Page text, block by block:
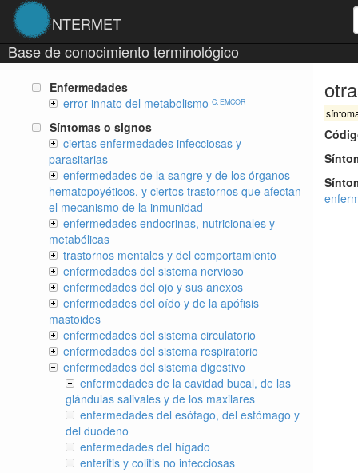
NTERMET
Base de conocimiento terminológico
Enfermedades
error innato del metabolismo C. EMCOR
Síntomas o signos
ciertas enfermedades infecciosas y
parasitarias
enfermedades de la sangre y de los órganos
hematopoyéticos, y ciertos trastornos que afectan
el mecanismo de la inmunidad
enfermedades endocrinas, nutricionales y
metabólicas
trastornos mentales y del comportamiento
enfermedades del sistema nervioso
enfermedades del ojo y sus anexos
enfermedades del oído y de la apófisis
mastoides
enfermedades del sistema circulatorio
enfermedades del sistema respiratorio
enfermedades del sistema digestivo
enfermedades de la cavidad bucal, de las
glándulas salivales y de los maxilares
enfermedades del esófago, del estómago y
del duodeno
enfermedades del hígado
enteritis y colitis no infecciosas